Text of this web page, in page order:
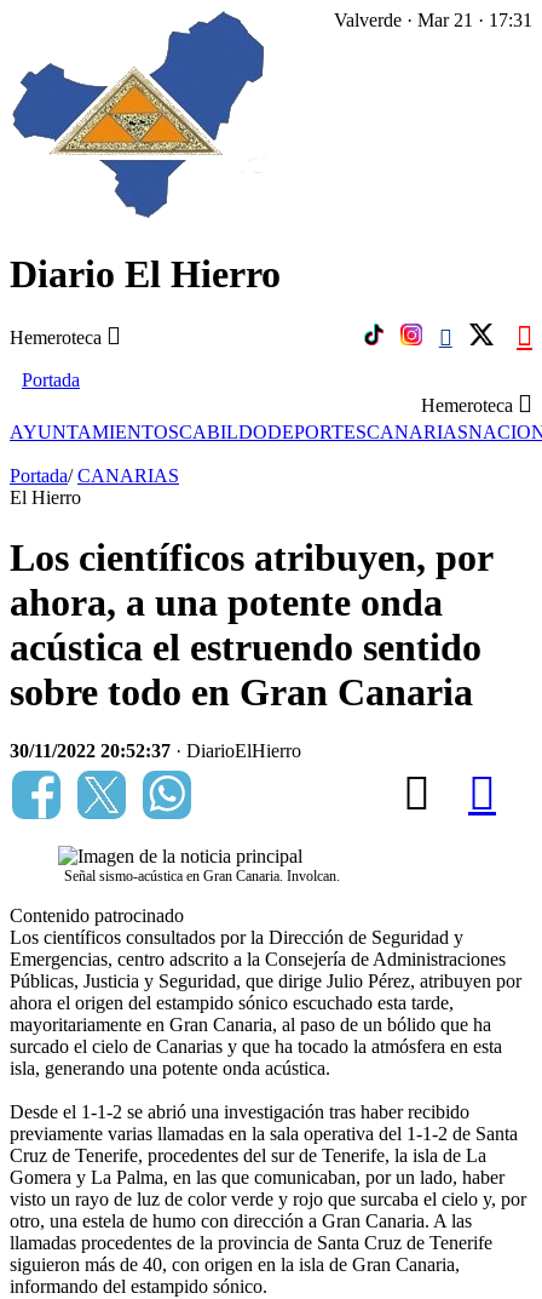
Diario El Hierro
Hemeroteca
Valverde · Mar 21 · 17:31
Portada
Hemeroteca
AYUNTAMIENTOSCABILDODEPORTESCANARIAS
Portada/ CANARIAS
El Hierro
Los científicos atribuyen, por
ahora, a una potente onda
acústica el estruendo sentido
sobre todo en Gran Canaria
30/11/2022 20:52:37 · DiarioElHierro
Señal sismo-acústica en Gran Canaria. Involcan.
Contenido patrocinado
Los científicos consultados por la Dirección de Seguridad y
Emergencias, centro adscrito a la Consejería de Administraciones
Públicas, Justicia y Seguridad, que dirige Julio Pérez, atribuyen por
ahora el origen del estampido sónico escuchado esta tarde,
mayoritariamente en Gran Canaria, al paso de un bólido que ha
surcado el cielo de Canarias y que ha tocado la atmósfera en esta
isla, generando una potente onda acústica.
Desde el 1-1-2 se abrió una investigación tras haber recibido
previamente varias llamadas en la sala operativa del 1-1-2 de Santa
Cruz de Tenerife, procedentes del sur de Tenerife, la isla de La
Gomera y La Palma, en las que comunicaban, por un lado, haber
visto un rayo de luz de color verde y rojo que surcaba el cielo y, por
otro, una estela de humo con dirección a Gran Canaria. A las
llamadas procedentes de la provincia de Santa Cruz de Tenerife
siguieron más de 40, con origen en la isla de Gran Canaria,
informando del estampido sónico.